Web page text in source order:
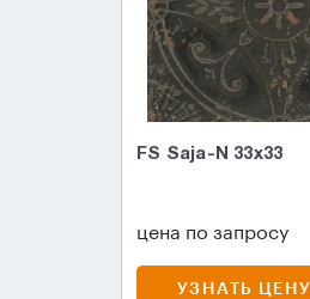
FS Saja-N 33x33
цена по запросу
УЗНАТЬ ЦЕНУ